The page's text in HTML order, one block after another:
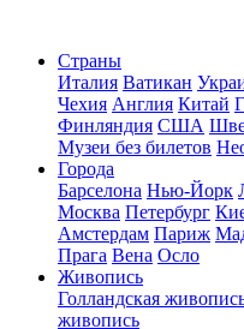
Страны
Италия Ватикан
Чехия Англия Китай
Финляндия США
Музеи без билетов
Города
Барселона Нью-Йорк
Москва Петербург
Амстердам Париж
Прага Вена Осло
Живопись
Голландская
живопись